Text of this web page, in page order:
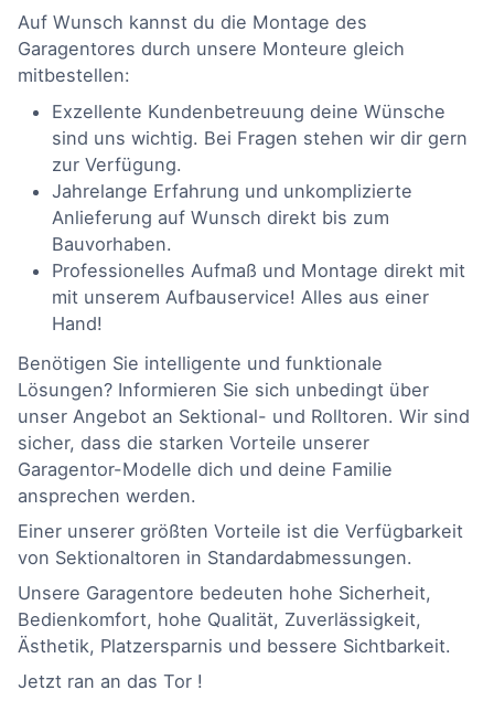
Auf Wunsch kannst du die Montage des
Garagentores durch unsere Monteure gleich
mitbestellen:
Exzellente Kundenbetreuung deine Wünsche
sind uns wichtig. Bei Fragen stehen wir dir gern
zur Verfügung.
Jahrelange Erfahrung und unkomplizierte
Anlieferung auf Wunsch direkt bis zum
Bauvorhaben.
Professionelles Aufmaß und Montage direkt mit
mit unserem Aufbauservice! Alles aus einer
Hand!
Benötigen Sie intelligente und funktionale
Lösungen? Informieren Sie sich unbedingt über
unser Angebot an Sektional- und Rolltoren. Wir sind
sicher, dass die starken Vorteile unserer
Garagentor-Modelle dich und deine Familie
ansprechen werden.
Einer unserer größten Vorteile ist die Verfügbarkeit
von Sektionaltoren in Standardabmessungen.
Unsere Garagentore bedeuten hohe Sicherheit,
Bedienkomfort, hohe Qualität, Zuverlässigkeit,
Ästhetik, Platzersparnis und bessere Sichtbarkeit.
Jetzt ran an das Tor !